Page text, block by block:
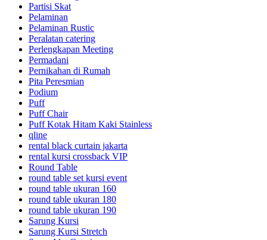
Partisi Skat
Pelaminan
Pelaminan Rustic
Peralatan catering
Perlengkapan Meeting
Permadani
Pernikahan di Rumah
Pita Peresmian
Podium
Puff
Puff Chair
Puff Kotak Hitam Kaki Stainless
qline
rental black curtain jakarta
rental kursi crossback VIP
Round Table
round table set kursi event
round table ukuran 160
round table ukuran 180
round table ukuran 190
Sarung Kursi
Sarung Kursi Stretch